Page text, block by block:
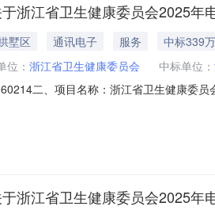
浙江省卫生健康委员会2025
墅区 通讯电子 服务
中标339
位： 浙江省卫生健康委员会 中标单位：
二、项目名称：浙江省卫生健康委
制作与宣传详见招标文件详见招标文件
浙江省卫生健康委员会2025